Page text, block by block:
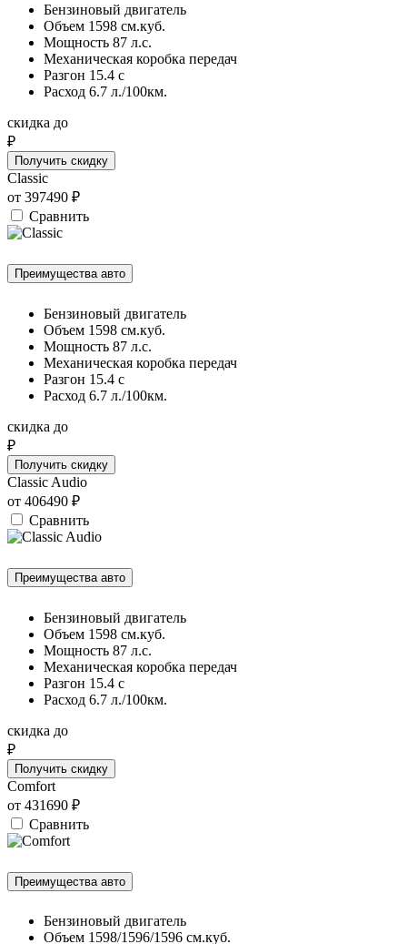
Бензиновый двигатель
Объем 1598 см.куб.
Мощность 87 л.с.
Механическая коробка передач
Разгон 15.4 c
Расход 6.7 л./100км.
скидка до
₽
Получить скидку
Classic
от 397490 ₽
Сравнить
Преимущества авто
Бензиновый двигатель
Объем 1598 см.куб.
Мощность 87 л.с.
Механическая коробка передач
Разгон 15.4 c
Расход 6.7 л./100км.
скидка до
₽
Получить скидку
Classic Audio
от 406490 ₽
Сравнить
Преимущества авто
Бензиновый двигатель
Объем 1598 см.куб.
Мощность 87 л.с.
Механическая коробка передач
Разгон 15.4 c
Расход 6.7 л./100км.
скидка до
₽
Получить скидку
Comfort
от 431690 ₽
Сравнить
Преимущества авто
Бензиновый двигатель
Объем 1598/1596/1596 см.куб.